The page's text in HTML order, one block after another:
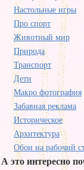
Настольные игры
Про спорт
Животный мир
Природа
Транспорт
Дети
Макро фотография
Забавная реклама
Историческое
Архитектура
Обои на рабочий
А это интересно